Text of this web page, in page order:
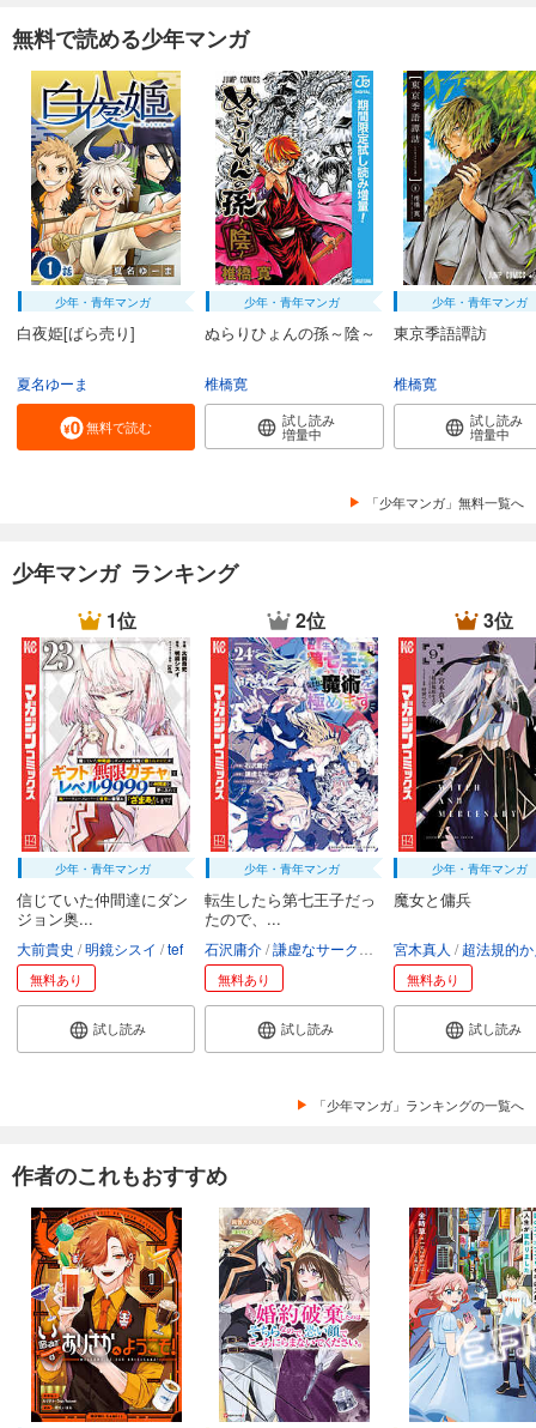
無料で読める少年マンガ
少年・青年マンガ
白夜姫[ばら売り]
夏名ゆーま
無料で読む
少年・青年マンガ
ぬらりひょんの孫～陰～
椎橋寛
試し読み
増量中
少年・青年マンガ
東京季語譚訪
椎橋寛
試し読み
増量中
「少年マンガ」無料一覧へ
少年マンガ ランキング
1位
少年・青年マンガ
信じていた仲間達にダン
ジョン奥...
大前貴史 明鏡シスイ tef
無料あり
試し読み
2位
少年・青年マンガ
転生したら第七王子だっ
たので、...
石沢庸介 謙虚なサークル メル。
無料あり
試し読み
3位
少年・青年マンガ
魔女と傭兵
宮木真人 超法規的か
無料あり
試し読み
「少年マンガ」ランキングの一覧へ
作者のこれもおすすめ